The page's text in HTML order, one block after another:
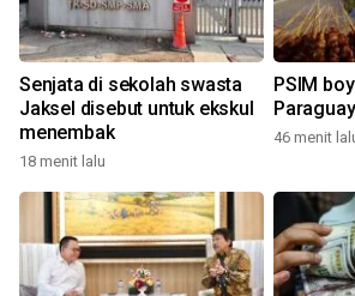
Senjata di sekolah swasta
Jaksel disebut untuk ekskul
menembak
18 menit lalu
PSIM
46 menit